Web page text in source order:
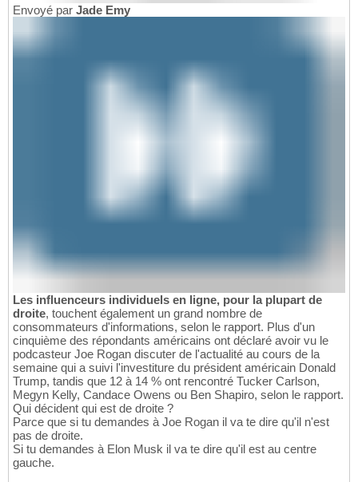
Envoyé par Jade Emy
Les influenceurs individuels en ligne, pour la plupart de
droite, touchent également un grand nombre de
consommateurs d'informations, selon le rapport. Plus d'un
cinquième des répondants américains ont déclaré avoir vu le
podcasteur Joe Rogan discuter de l'actualité au cours de la
semaine qui a suivi l'investiture du président américain Donald
Trump, tandis que 12 à 14 % ont rencontré Tucker Carlson,
Megyn Kelly, Candace Owens ou Ben Shapiro, selon le rapport.
Qui décident qui est de droite ?
Parce que si tu demandes à Joe Rogan il va te dire qu'il n'est
pas de droite.
Si tu demandes à Elon Musk il va te dire qu'il est au centre
gauche.